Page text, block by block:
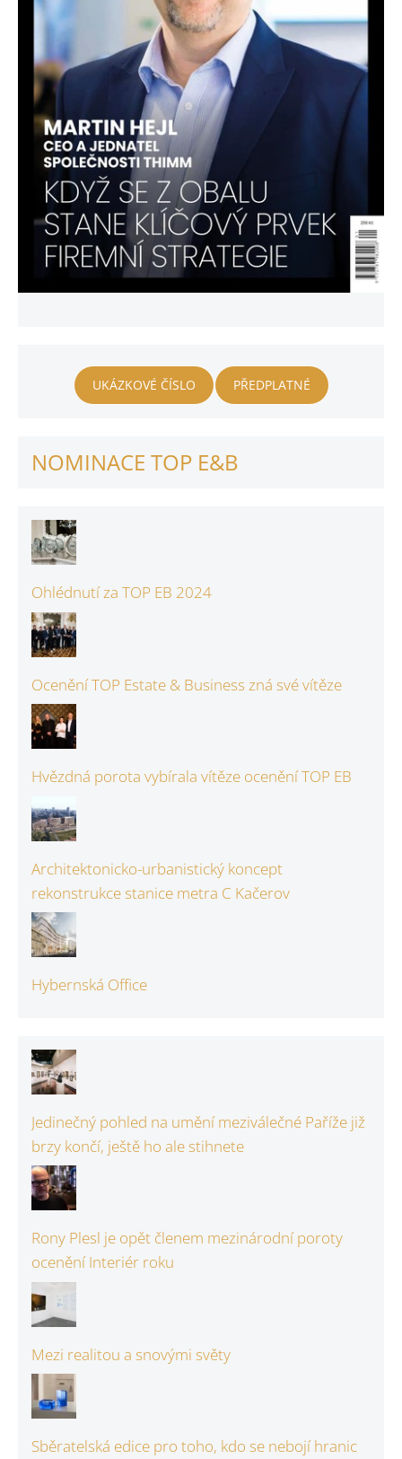
UKÁZKOVÉ ČÍSLO PŘEDPLATNÉ
NOMINACE TOP E&B
Ohlédnutí za TOP EB 2024
Ocenění TOP Estate & Business zná své vítěze
Hvězdná porota vybírala vítěze ocenění TOP EB
Architektonicko-urbanistický koncept
rekonstrukce stanice metra C Kačerov
Hybernská Office
Jedinečný pohled na umění meziválečné Paříže již
brzy končí, ještě ho ale stihnete
Rony Plesl je opět členem mezinárodní poroty
ocenění Interiér roku
Mezi realitou a snovými světy
Sběratelská edice pro toho, kdo se nebojí hranic